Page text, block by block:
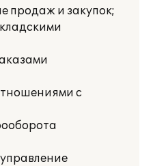
продаж и закупок;
с